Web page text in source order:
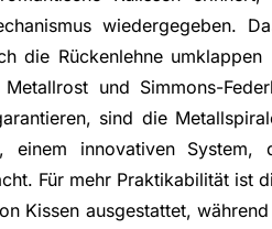
wiedergegeben.
die Rückenlehne
und Simmons-
sind die
innovativen System,
Für mehr Praktikabilität ist
Kissen ausgestattet,